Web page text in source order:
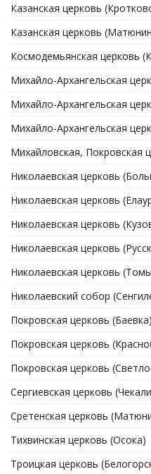
Казанская церковь
Казанская церковь
Космодемьянская церковь
Михайло-Архангельская
Михайло-Архангельская
Михайло-Архангельская
Михайловская, Покровская
Николаевская церковь
Николаевская церковь
Николаевская церковь
Николаевская церковь
Николаевская церковь
Николаевский собор
Покровская церковь (Баевка)
Покровская церковь
Покровская церковь
Сергиевская церковь
Сретенская церковь
Тихвинская церковь (Осока)
Троицкая церковь